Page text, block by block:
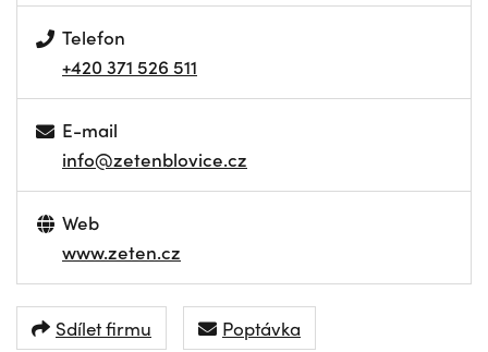
Telefon
+420 371 526 511
E-mail
info@zetenblovice.cz
Web
www.zeten.cz
Sdílet firmu Poptávka